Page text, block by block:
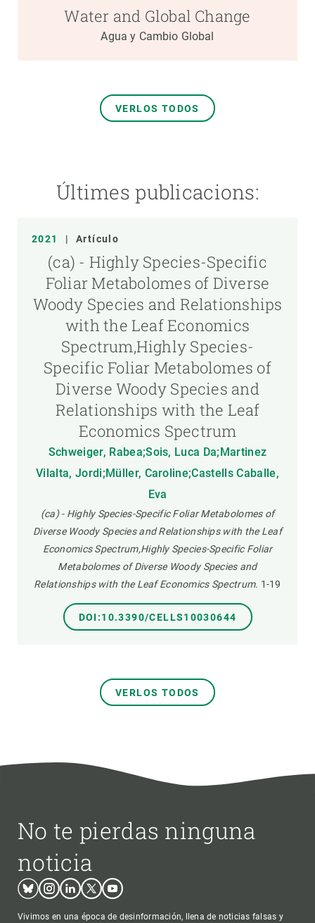
Water and Global Change
Agua y Cambio Global
VERLOS TODOS
Últimes publicacions:
2021 | Artículo
(ca) - Highly Species-Specific
Foliar Metabolomes of Diverse
Woody Species and Relationships
with the Leaf Economics
Spectrum,Highly Species-
Specific Foliar Metabolomes of
Diverse Woody Species and
Relationships with the Leaf
Economics Spectrum
Schweiger, Rabea;Sois, Luca Da;Martinez
Vilalta, Jordi;Müller, Caroline;Castells Caballe,
Eva
(ca) - Highly Species-Specific Foliar Metabolomes of
Diverse Woody Species and Relationships with the Leaf
Economics Spectrum,Highly Species-Specific Foliar
Metabolomes of Diverse Woody Species and
Relationships with the Leaf Economics Spectrum. 1-19
DOI:10.3390/CELLS10030644
VERLOS TODOS
No te pierdas ninguna
noticia
BlueskyInstagram
LinkedinTwitterYoutube
Vivimos en una época de desinformación, llena de noticias falsas y